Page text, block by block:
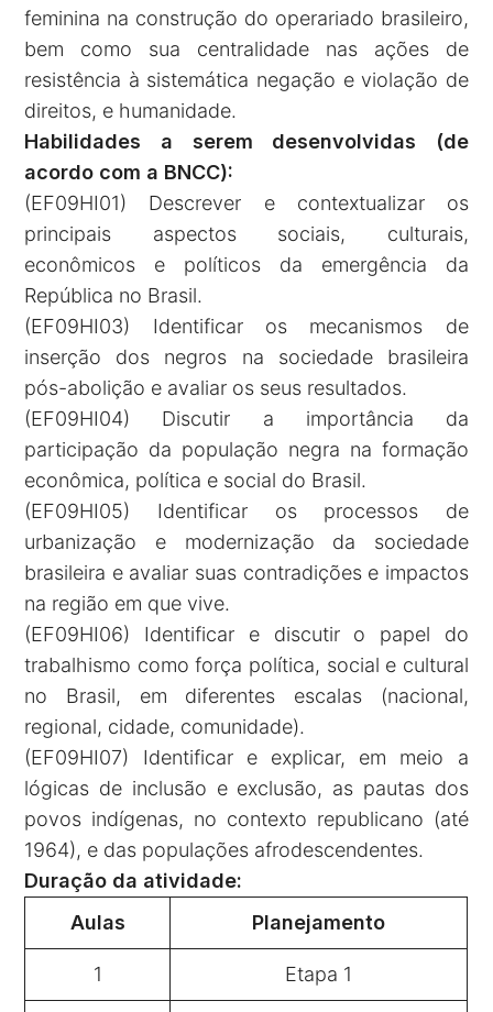
feminina na construção do operariado brasileiro,
bem como sua centralidade nas ações de
resistência à sistemática negação e violação de
direitos, e humanidade.
Habilidades a serem desenvolvidas (de
acordo com a BNCC):
(EF09HI01) Descrever e contextualizar os
principais aspectos sociais, culturais,
econômicos e políticos da emergência da
República no Brasil.
(EF09HI03) Identificar os mecanismos de
inserção dos negros na sociedade brasileira
pós-abolição e avaliar os seus resultados.
(EF09HI04) Discutir a importância da
participação da população negra na formação
econômica, política e social do Brasil.
(EF09HI05) Identificar os processos de
urbanização e modernização da sociedade
brasileira e avaliar suas contradições e impactos
na região em que vive.
(EF09HI06) Identificar e discutir o papel do
trabalhismo como força política, social e cultural
no Brasil, em diferentes escalas (nacional,
regional, cidade, comunidade).
(EF09HI07) Identificar e explicar, em meio a
lógicas de inclusão e exclusão, as pautas dos
povos indígenas, no contexto republicano (até
1964), e das populações afrodescendentes.
Duração da atividade:
Aulas
Planejamento
1 Etapa 1